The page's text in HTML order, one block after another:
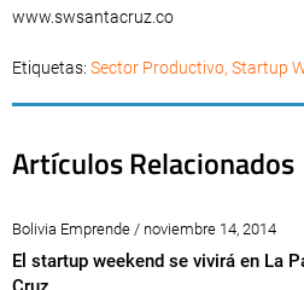
www.swsantacruz.co
Etiquetas: Sector Productivo, Startup
Artículos Relacionados
Bolivia Emprende / noviembre 14, 2014
El startup weekend se vivirá en La